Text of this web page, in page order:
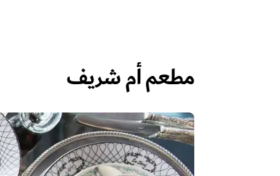
مطعم أم شريف